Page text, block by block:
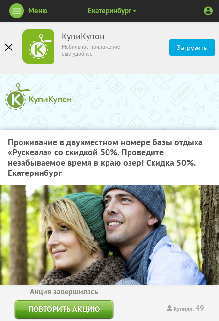
КупиКупон
Мобильное приложение
ещё удобнее
Загрузить
Меню Екатеринбург
Проживание в двухместном номере базы отдыха
«Рускеала» со скидкой 50%. Проведите
незабываемое время в краю озер! Скидка 50%.
Екатеринбург
Купили:49
Акция завершилась
ПОВТОРИТЬ АКЦИЮ